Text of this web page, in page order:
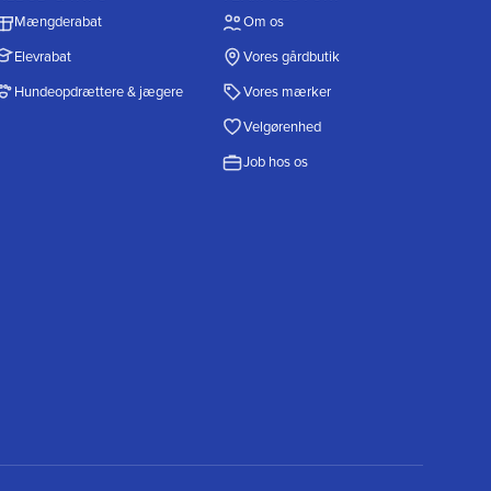
Mængderabat
Elevrabat
Hundeopdrættere & jægere
Om os
Vores gårdbutik
Vores mærker
Velgørenhed
Job hos os